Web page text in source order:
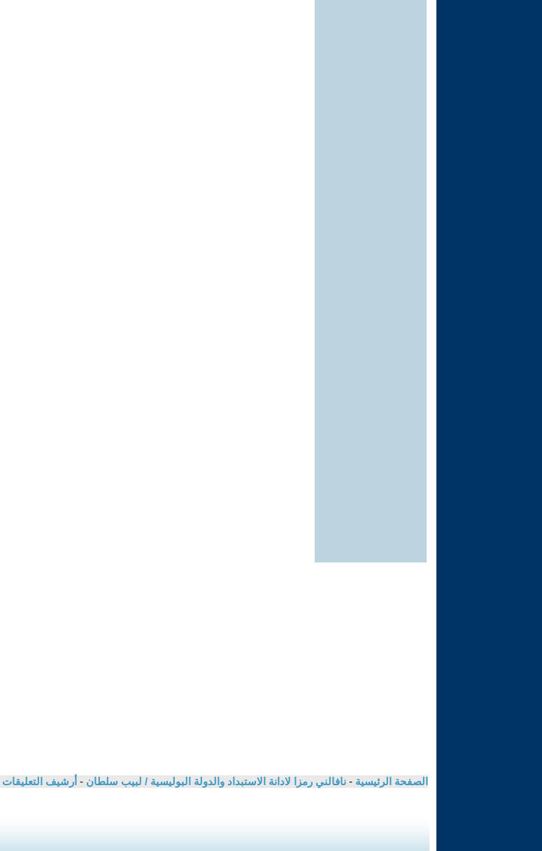
الصفحة الرئيسية - نافالني رمزا لادانة الاستبداد والدولة البوليسية / لبيب سلطان - أرشيف التعليقات